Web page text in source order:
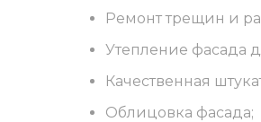
Ремонт трещин и
Утепление фасада
Качественная
Облицовка фасада;